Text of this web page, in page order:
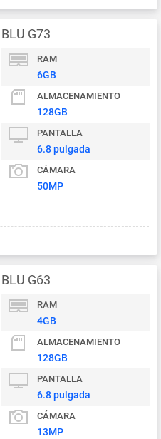
BLU G73
RAM
6GB
ALMACENAMIENTO
128GB
PANTALLA
6.8 pulgada
CÁMARA
50MP
BLU G63
RAM
4GB
ALMACENAMIENTO
128GB
PANTALLA
6.8 pulgada
CÁMARA
13MP